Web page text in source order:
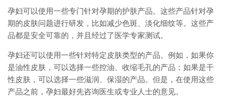
孕妇可以使用一些专门针对孕期的护肤产品。这些产品针对孕
期的皮肤问题进行研发，比如减少色斑、淡化细纹等。这些产
品都是安全可靠的，并且经过了医学专家测试。
孕妇还可以使用一些针对特定皮肤类型的产品。例如，如果你
是油性皮肤，可以选择一些控油、收缩毛孔的产品；如果是干
性皮肤，可以选择一些滋润、保湿的产品。但是，在使用这些
产品之前，孕妇最好先咨询医生或专业人士的意见。